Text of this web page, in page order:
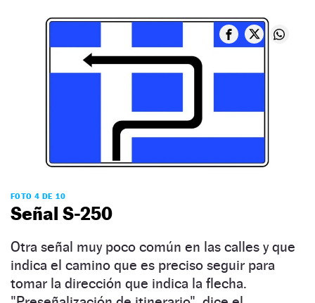
FOTO 4 DE 10
Señal S-250
Otra señal muy poco común en las calles y que
indica el camino que es preciso seguir para
tomar la dirección que indica la flecha.